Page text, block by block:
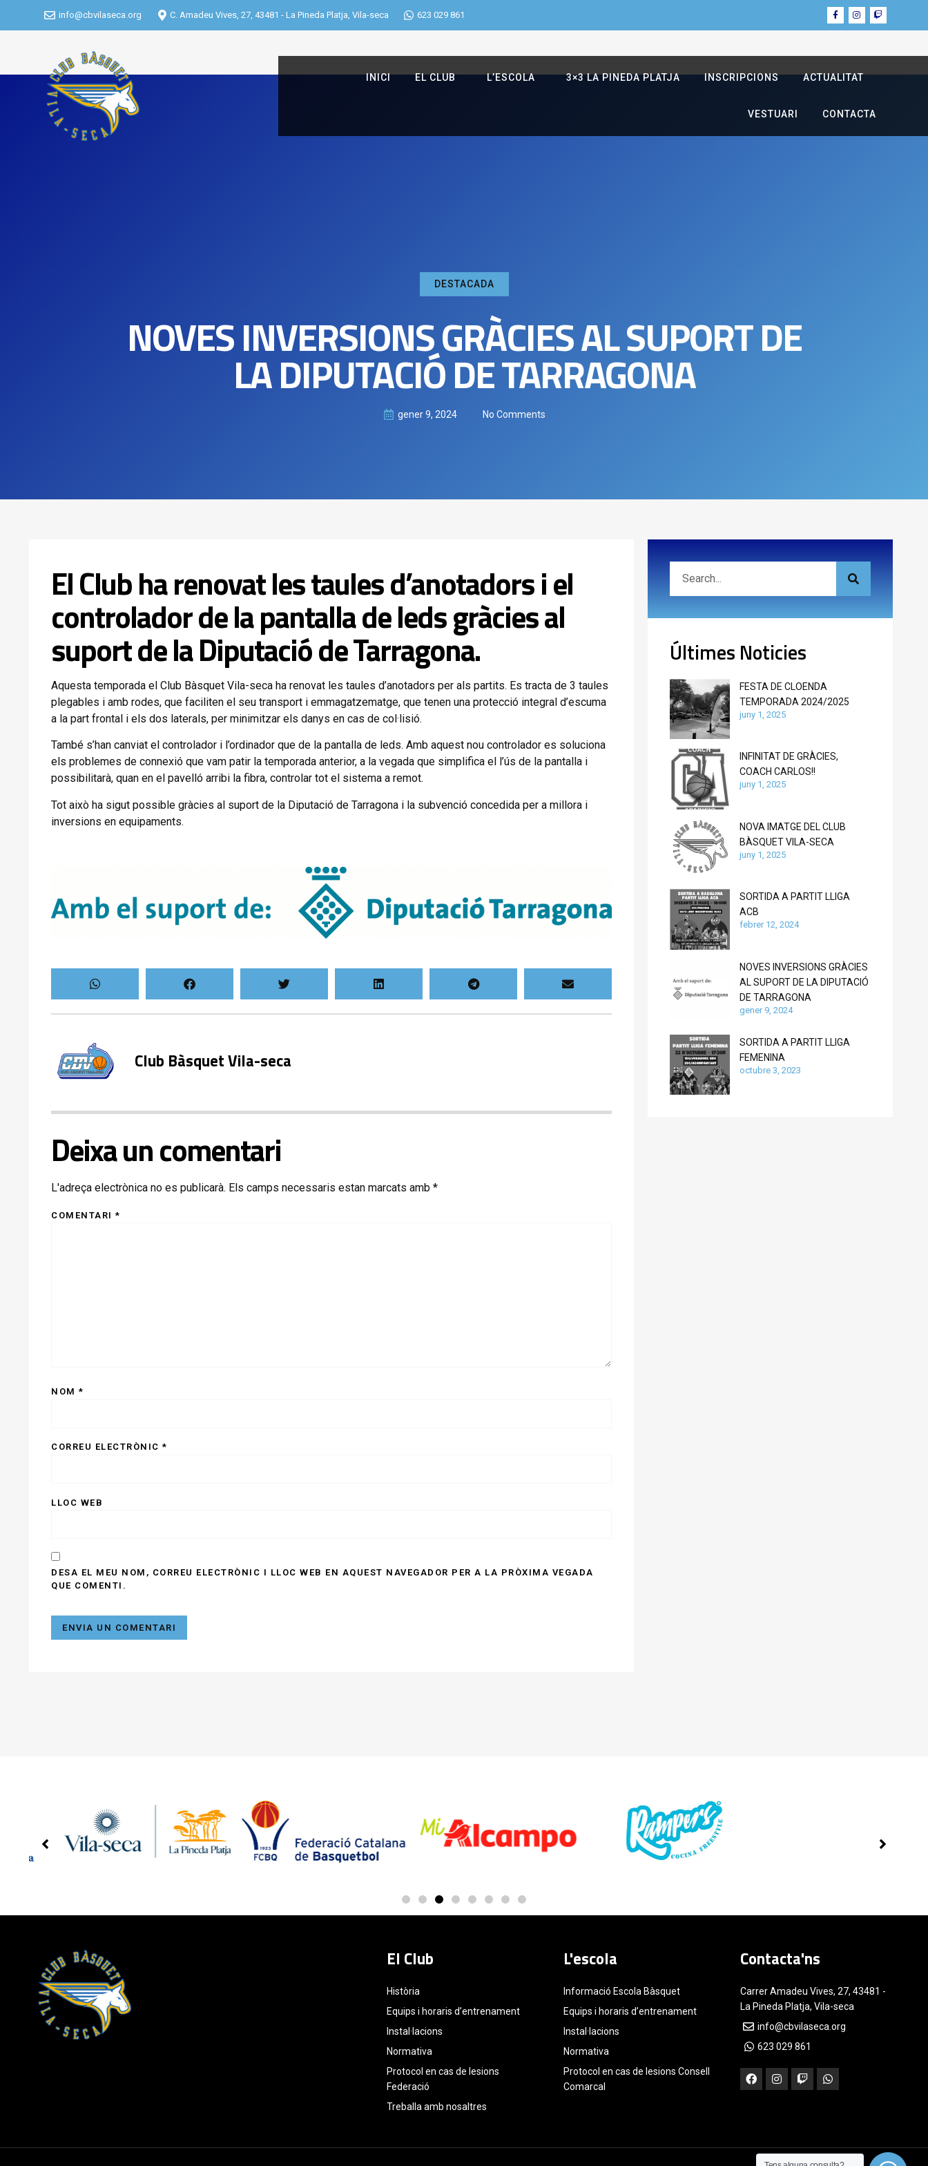
info@cbvilaseca.org C. Amadeu Vives, 27, 43481 - La Pineda Platja, Vila-seca 623 029 861
INICI EL CLUB L’ESCOLA 3×3 LA PINEDA PLATJA INSCRIPCIONS ACTUALITAT
VESTUARI CONTACTA
DESTACADA
NOVES INVERSIONS GRÀCIES AL SUPORT DE
LA DIPUTACIÓ DE TARRAGONA
gener 9, 2024 No Comments
El Club ha renovat les taules d’anotadors i el
controlador de la pantalla de leds gràcies al
suport de la Diputació de Tarragona.
Aquesta temporada el Club Bàsquet Vila-seca ha renovat les taules d’anotadors per als partits. Es tracta de 3 taules
plegables i amb rodes, que faciliten el seu transport i emmagatzematge, que tenen una protecció integral d’escuma
a la part frontal i els dos laterals, per minimitzar els danys en cas de col·lisió.
També s’han canviat el controlador i l’ordinador que de la pantalla de leds. Amb aquest nou controlador es soluciona
els problemes de connexió que vam patir la temporada anterior, a la vegada que simplifica el l’ús de la pantalla i
possibilitarà, quan en el pavelló arribi la fibra, controlar tot el sistema a remot.
Tot això ha sigut possible gràcies al suport de la Diputació de Tarragona i la subvenció concedida per a millora i
inversions en equipaments.
Club Bàsquet Vila-seca
Deixa un comentari
L'adreça electrònica no es publicarà. Els camps necessaris estan marcats amb *
COMENTARI*
NOM*
CORREU ELECTRÒNIC*
LLOC WEB
DESA EL MEU NOM, CORREU ELECTRÒNIC I LLOC WEB EN AQUEST NAVEGADOR PER A LA PRÒXIMA VEGADA
QUE COMENTI.
Últimes Noticies
FESTA DE CLOENDA
TEMPORADA 2024/2025
juny 1, 2025
INFINITAT DE GRÀCIES,
COACH CARLOS!!
juny 1, 2025
NOVA IMATGE DEL CLUB
BÀSQUET VILA-SECA
juny 1, 2025
SORTIDA A PARTIT LLIGA
ACB
febrer 12, 2024
NOVES INVERSIONS GRÀCIES
AL SUPORT DE LA DIPUTACIÓ
DE TARRAGONA
gener 9, 2024
SORTIDA A PARTIT LLIGA
FEMENINA
octubre 3, 2023
El Club
Història
Equips i horaris d’entrenament
Instal·lacions
Normativa
Protocol en cas de lesions
Federació
Treballa amb nosaltres
L'escola
Informació Escola Bàsquet
Equips i horaris d’entrenament
Instal·lacions
Normativa
Protocol en cas de lesions Consell
Comarcal
Contacta'ns
Carrer Amadeu Vives, 27, 43481 -
La Pineda Platja, Vila-seca
info@cbvilaseca.org
623 029 861